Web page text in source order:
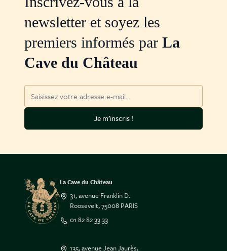
newsletter et soyez les
premiers informés par La
Cave du Château
Je m’inscris !
La Cave du Château
31, avenue Franklin D.
Roosevelt, 75008 PARIS
01 82 82 33 33
135, avenue Jean Jaurès,